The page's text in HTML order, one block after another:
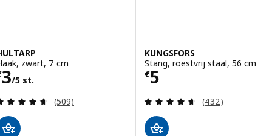
zwart, 7 cm
3/5 st.€ 3/5 st.
Beoordeling: 4.6 van 5 sterren. Totaal
(509)
KUNGSFORS
Stang, roestvrij staal, 56 cm
€5
Prijs € 5
Beoordeling:
(432)